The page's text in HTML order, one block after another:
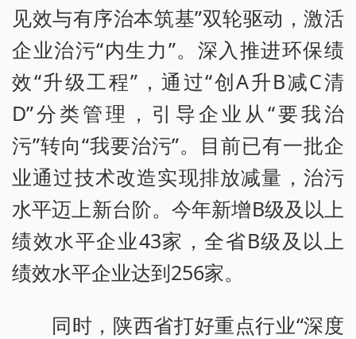
见效与有序治本筑基”双轮驱动，激活
企业治污“内生力”。深入推进环保绩
效“升级工程”，通过“创A升B减C清
D”分类管理，引导企业从“要我治
污”转向“我要治污”。目前已有一批企
业通过技术改造实现排放减量，治污
水平迈上新台阶。今年新增B级及以上
绩效水平企业43家，全省B级及以上
绩效水平企业达到256家。
同时，陕西省打好重点行业“深度